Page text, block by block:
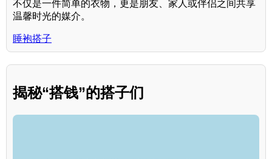
不仅是一件简单的衣物，更是朋友、家人或伴侣之间共享
温馨时光的媒介。
睡袍搭子
揭秘“搭钱”的搭子们